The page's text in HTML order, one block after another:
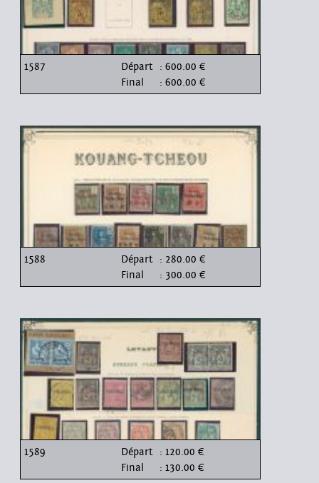
1587 Départ : 600.00 €
Final
: 600.00 €
1588 Départ : 280.00 €
Final
: 300.00 €
1589 Départ : 120.00 €
Final
: 130.00 €